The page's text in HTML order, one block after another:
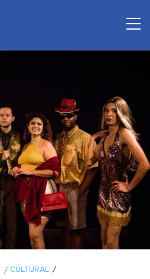
/ CULTURAL